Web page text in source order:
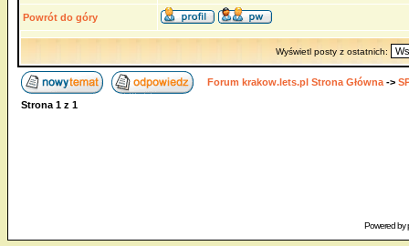
Powrót do góry
Wyświetl posty z ostatnich:
Forum krakow.lets.pl Strona Główna ->
Strona 1 z 1
Powered by